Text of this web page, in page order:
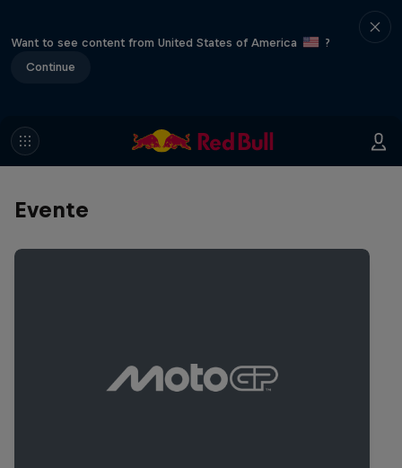
Want to see content from United States of America
?
Continue
Evente